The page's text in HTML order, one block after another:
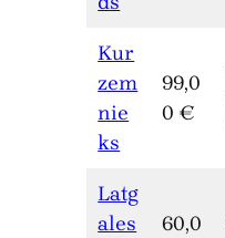
Kur
zem
nie
ks
99,0
0 €
Latg
ales
60,0